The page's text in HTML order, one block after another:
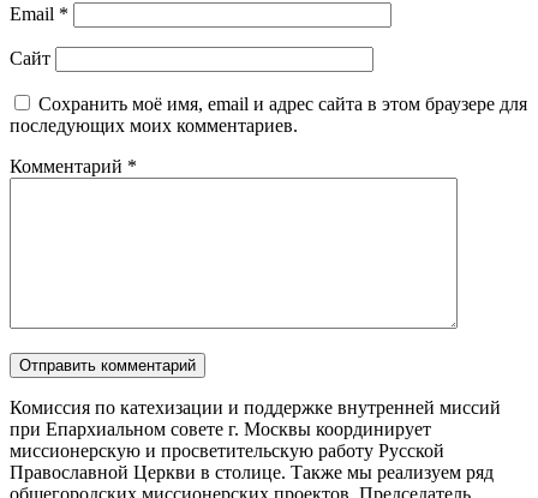
Email *
Сайт
Сохранить моё имя, email и адрес сайта в этом браузере для
последующих моих комментариев.
Комментарий *
Комиссия по катехизации и поддержке внутренней миссий
при Епархиальном совете г. Москвы координирует
миссионерскую и просветительскую работу Русской
Православной Церкви в столице. Также мы реализуем ряд
общегородских миссионерских проектов. Председатель